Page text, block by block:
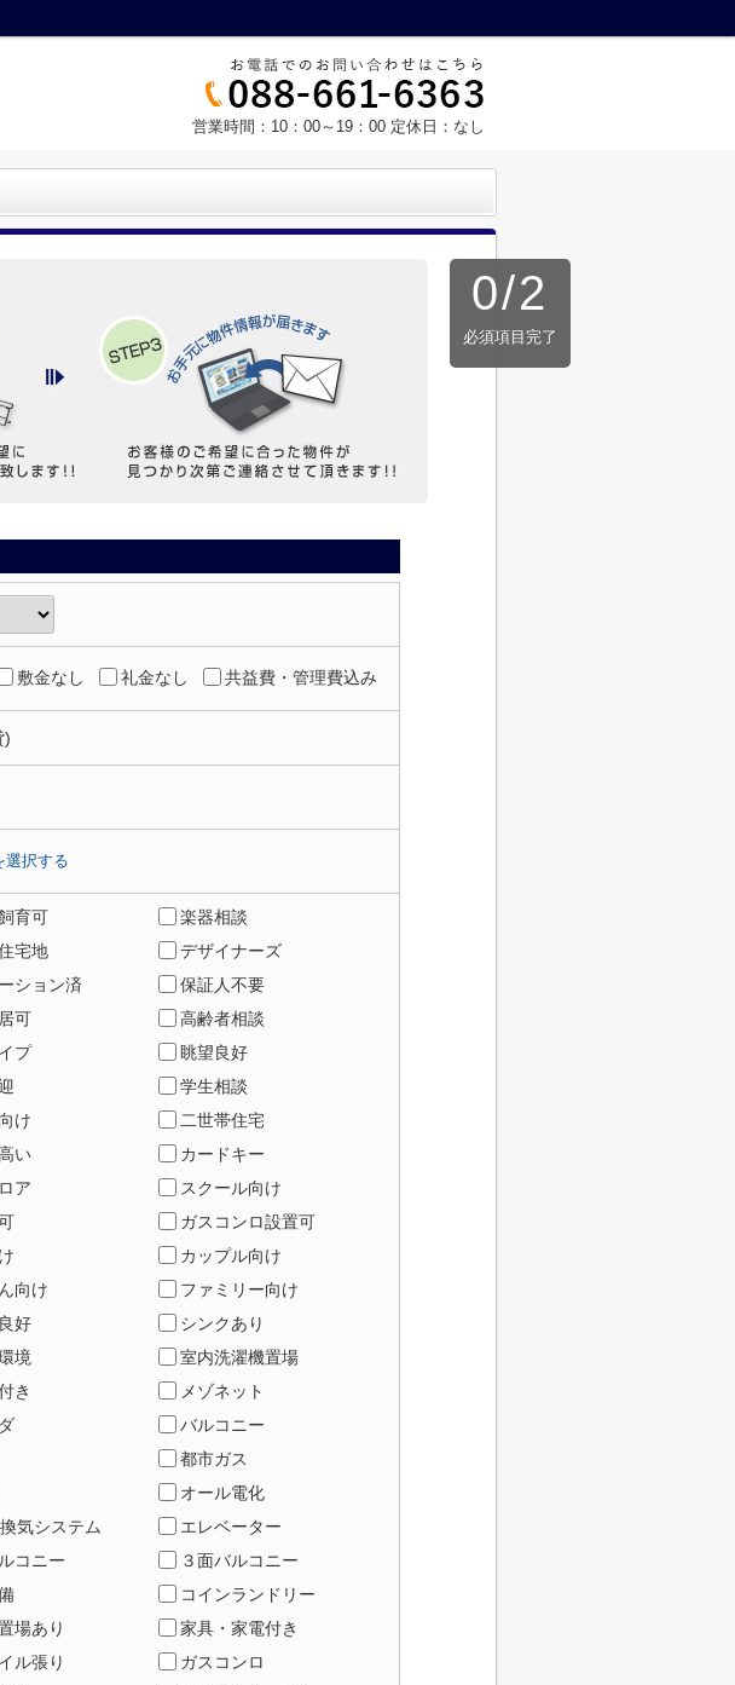
営業時間：10：00～19：00 定休日：なし
0/2
必須項目完了
敷金なし 礼金なし 共益費・管理費込み
)
選択する
育可
楽器相談
宅地
デザイナーズ
ション済
保証人不要
可
高齢者相談
プ
眺望良好
学生相談
け
二世帯住宅
い
カードキー
ア
スクール向け
ガスコンロ設置可
カップル向け
向け
ファミリー向け
好
シンクあり
境
室内洗濯機置場
き
メゾネット
バルコニー
都市ガス
オール電化
気システム
エレベーター
コニー
３面バルコニー
コインランドリー
場あり
家具・家電付き
ル張り
ガスコンロ